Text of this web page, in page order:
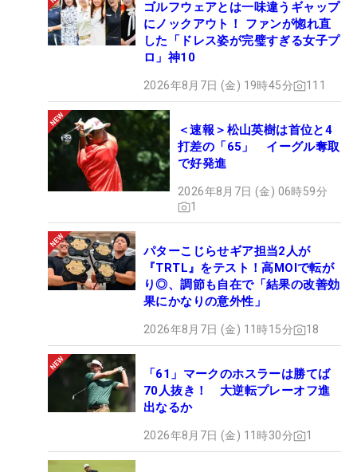
ゴルフウェアとは一味違うギャップ
にノックアウト！ ファンが惚れ直
した「ドレス姿が完璧すぎる女子プ
ロ」神10
2026年8月7日 (金) 19時45分 111
＜速報＞松山英樹は首位と4
打差の「65」 イーグル奪取
で好発進
2026年8月7日 (金) 06時59分
1
パターこじらせギア担当2人が
『TRTL』をテスト！高MOIで転が
り◎、調節も自在で「結果の改善効
果にかなりの意外性」
2026年8月7日 (金) 11時15分 18
「61」マークのホスラーは勝てば
70人抜き！ 大逆転プレーオフ進
出なるか
2026年8月7日 (金) 11時30分 1